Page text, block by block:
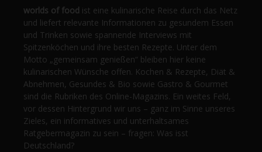
worlds of food ist eine kulinarische Reise durch das Netz
und liefert relevante Informationen zu gesundem Essen
und Trinken sowie spannende Interviews mit
Spitzenköchen und ihre besten Rezepte. Unter dem
Motto „gemeinsam genießen“ bleiben hier keine
kulinarischen Wünsche offen. Kochen & Rezepte, Diät &
Abnehmen, Gesundes & Bio sowie Gastro & Gourmet
sind die Rubriken des Online-Magazins. Ein weites Feld,
vor dessen Hintergrund wir uns – ganz im Sinne unseres
Zieles, ein informatives und unterhaltsames
Ratgebermagazin zu sein – fragen: Was isst
Deutschland?